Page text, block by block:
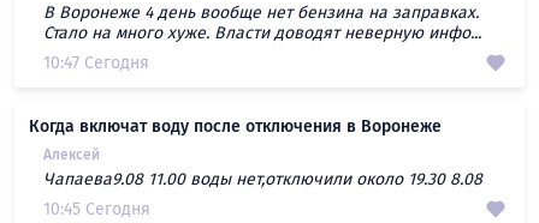
В Воронеже 4 день вообще нет бензина на заправках.
Стало на много хуже. Власти доводят неверную инфо...
10:47 Сегодня
Когда включат воду после отключения в Воронеже
Алексей
Чапаева9.08 11.00 воды нет,отключили около 19.30 8.08
10:45 Сегодня